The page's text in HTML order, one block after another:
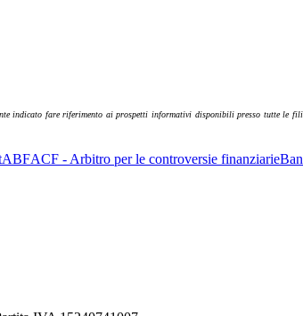
indicato fare riferimento ai prospetti informativi disponibili presso tutte le
ABFACF - Arbitro per le controversie finanziarie